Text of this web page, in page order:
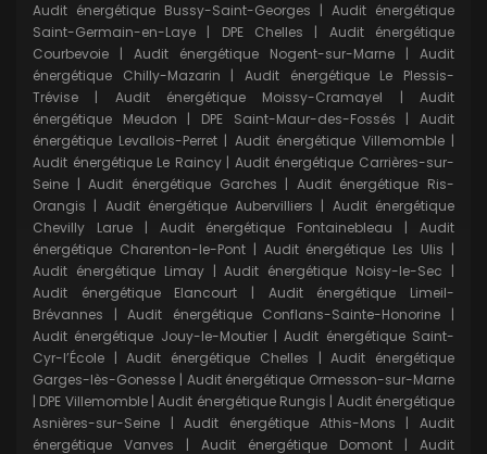
Audit énergétique Bussy-Saint-Georges | Audit énergétique
Saint-Germain-en-Laye | DPE Chelles | Audit énergétique
Courbevoie | Audit énergétique Nogent-sur-Marne | Audit
énergétique Chilly-Mazarin |Audit énergétique Le Plessis-
Trévise | Audit énergétique Moissy-Cramayel |Audit
énergétique Meudon | DPE Saint-Maur-des-Fossés |Audit
énergétique Levallois-Perret | Audit énergétique Villemomble|
Audit énergétique Le Raincy| Audit énergétique Carrières-sur-
Seine |Audit énergétique Garches | Audit énergétique Ris-
Orangis | Audit énergétique Aubervilliers | Audit énergétique
Chevilly Larue| Audit énergétique Fontainebleau |Audit
énergétique Charenton-le-Pont| Audit énergétique Les Ulis |
Audit énergétique Limay|Audit énergétique Noisy-le-Sec |
Audit énergétique Elancourt | Audit énergétique Limeil-
Brévannes |Audit énergétique Conflans-Sainte-Honorine |
Audit énergétique Jouy-le-Moutier|Audit énergétique Saint-
Cyr-l’École |Audit énergétique Chelles |Audit énergétique
Garges-lès-Gonesse | Audit énergétique Ormesson-sur-Marne
| DPE Villemomble|Audit énergétique Rungis | Audit énergétique
Asnières-sur-Seine |Audit énergétique Athis-Mons |Audit
énergétique Vanves | Audit énergétique Domont | Audit